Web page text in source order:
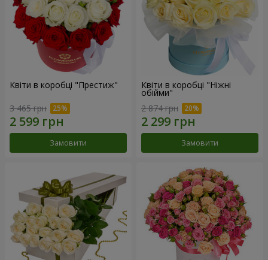
Квіти в коробці "Престиж"
3 465 грн
Замовити
Квіти в коробці "Ніжні
обійми"
2 874 грн
Замовити